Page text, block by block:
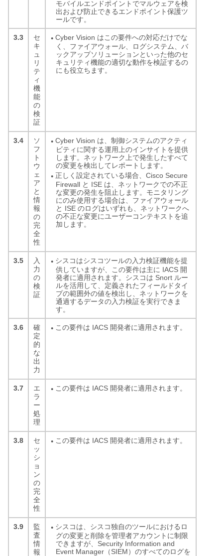
モバイルエンドポイントでマルウェアを検
出および防止できるエンドポイント保護ツ
ールです。
3.3
セ
キ
ュ
リ
テ
ィ
機
能
の
検
証
● Cyber Vision はこの要件への対応だけでな
く、ファイアウォール、ログシステム、バ
ックアップソリューションといった他のセ
キュリティ機能の適切な動作を検証するの
にも役立ちます。
3.4
ソ
フ
ト
ウ
ェ
ア
と
情
報
の
完
全
性
● Cyber Vision は、制御システムのアクティ
ビティに関する運用上のインサイトを提供
します。ネットワーク上で発生したすべて
の変更を検出してレポートします。
● 正しく設定されている場合、Cisco Secure
Firewall と ISE は、ネットワークでの不正
な変更の発生を阻止します。モニタリング
にのみ使用する場合は、ファイアウォール
と ISE のログはいずれも、ネットワークへ
の不正な変更にユーザーコンテキストを追
加します。
3.5
入
力
の
検
証
● シスコはシスコツールの入力検証機能を提
供していますが、この要件は主に IACS 開
発者に適用されます。シスコは Snort ルー
ルを活用して、定義されたフィールドタイ
プの範囲外の値を検出し、ネットワークを
通過するデータの入力検証を実行できま
す。
3.6
確
定
的
な
出
力
● この要件は IACS 開発者に適用されます。
3.7
エ
ラ
ー
処
理
● この要件は IACS 開発者に適用されます。
3.8
セ
ッ
シ
ョ
ン
の
完
全
性
● この要件は IACS 開発者に適用されます。
3.9
監
査
情
報
● シスコは、シスコ独自のツールにおけるロ
グの変更と削除を管理者アカウントに制限
できますが、Security Information and
Event Manager（SIEM）のすべてのログを